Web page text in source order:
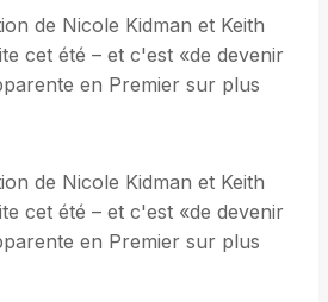
de Nicole Kidman et Keith
cet été – et c'est «de devenir
en Premier sur plus
de Nicole Kidman et Keith
cet été – et c'est «de devenir
en Premier sur plus